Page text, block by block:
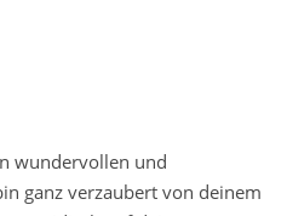
wundervollen und
ganz verzaubert von deinem